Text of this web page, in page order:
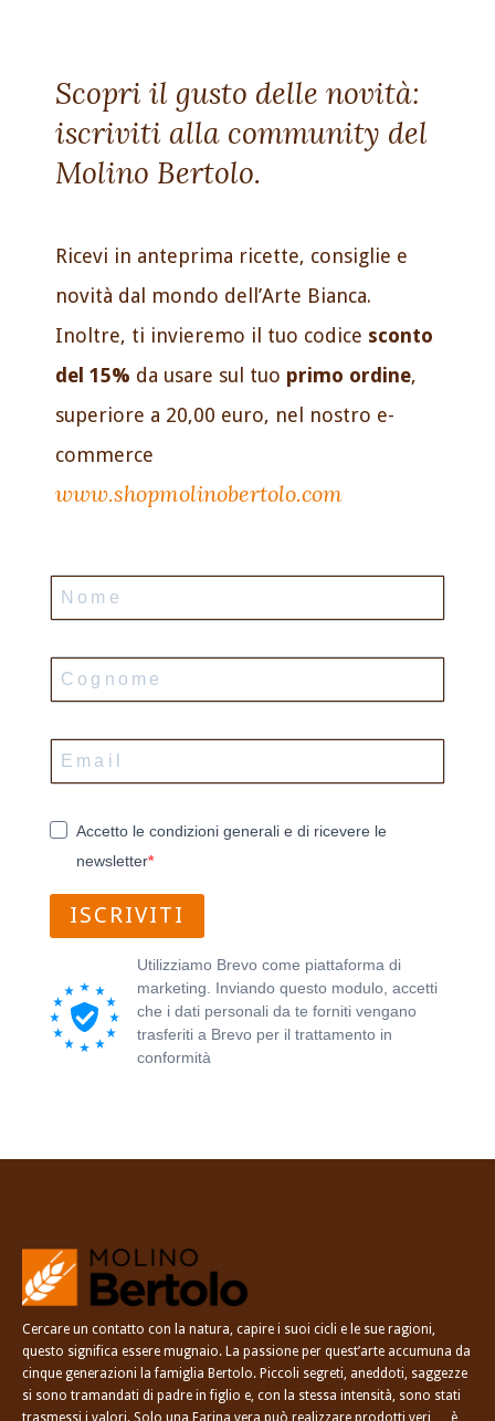
Scopri il gusto delle novità:
iscriviti alla community del
Molino Bertolo.
Ricevi in anteprima ricette, consiglie e
novità dal mondo dell’Arte Bianca.
Inoltre, ti invieremo il tuo codice sconto
del 15% da usare sul tuo primo ordine,
superiore a 20,00 euro, nel nostro e-
commerce
www.shopmolinobertolo.com
Accetto le condizioni generali e di ricevere le
newsletter
ISCRIVITI
Utilizziamo Brevo come piattaforma di
marketing. Inviando questo modulo, accetti
che i dati personali da te forniti vengano
trasferiti a Brevo per il trattamento in
conformità
Cercare un contatto con la natura, capire i suoi cicli e le sue ragioni,
questo significa essere mugnaio. La passione per quest’arte accumuna da
cinque generazioni la famiglia Bertolo. Piccoli segreti, aneddoti, saggezze
si sono tramandati di padre in figlio e, con la stessa intensità, sono stati
trasmessi i valori. Solo una Farina vera può realizzare prodotti veri … è